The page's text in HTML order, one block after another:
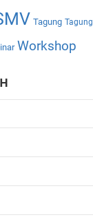
Tagung
Workshop